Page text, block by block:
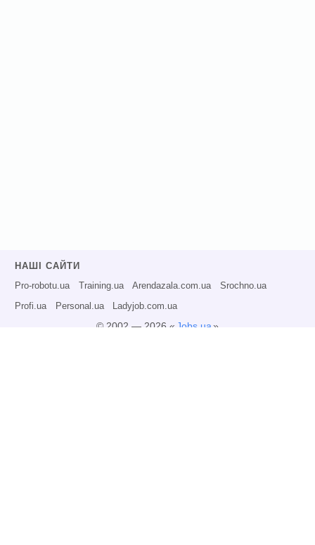
НАШІ САЙТИ
Pro-robotu.ua Training.ua Arendazala.com.ua Srochno.ua
Profi.ua Personal.ua Ladyjob.com.ua
© 2002 — 2026 « Jobs.ua»